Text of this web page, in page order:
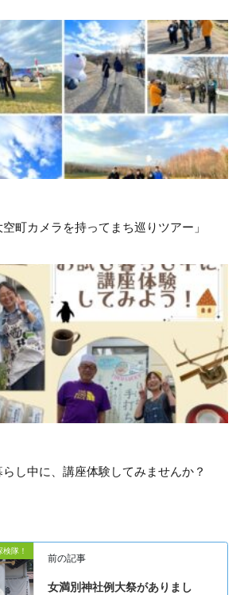
町カメラを持ってまち巡りツアー」
し中に、講座体験してみませんか？
隊！
前の記事
女満別神社例大祭がありまし